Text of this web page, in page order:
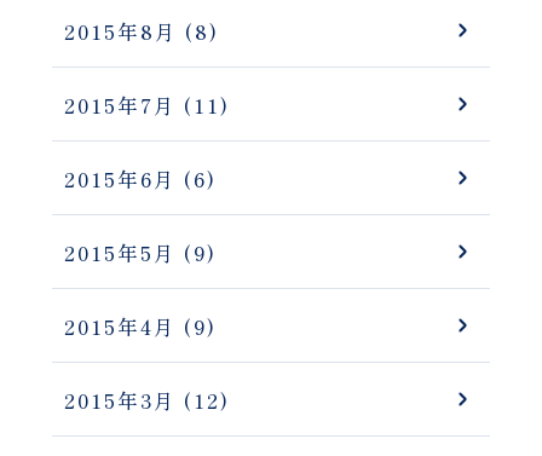
2015年8月 (8)
2015年7月 (11)
2015年6月 (6)
2015年5月 (9)
2015年4月 (9)
2015年3月 (12)